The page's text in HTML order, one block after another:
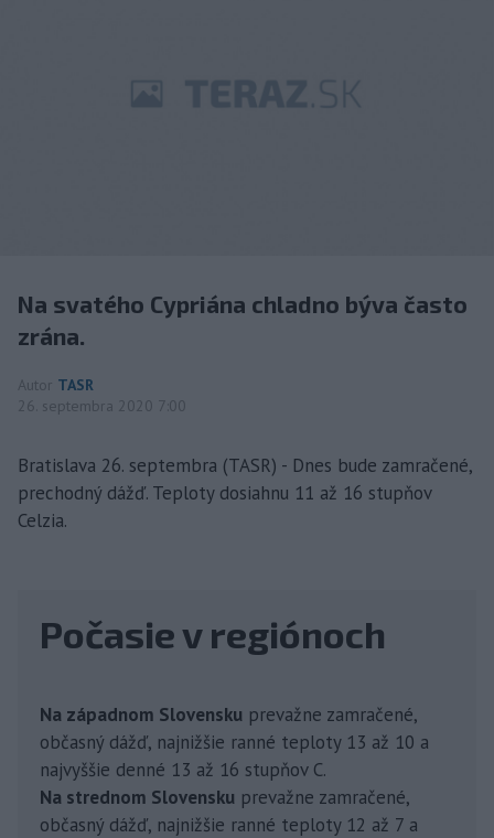
Na svatého Cypriána chladno býva často
zrána.
Autor TASR
26. septembra 2020 7:00
Bratislava 26. septembra (TASR) - Dnes bude zamračené,
prechodný dážď. Teploty dosiahnu 11 až 16 stupňov
Celzia.
Počasie v regiónoch
Na západnom Slovensku prevažne zamračené,
občasný dážď, najnižšie ranné teploty 13 až 10 a
najvyššie denné 13 až 16 stupňov C.
Na strednom Slovensku prevažne zamračené,
občasný dážď, najnižšie ranné teploty 12 až 7 a